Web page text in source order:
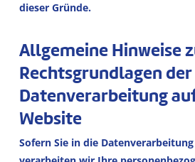
dieser Gründe.
Allgemeine Hinweise
Rechtsgrundlagen der
Datenverarbeitung
Website
Sofern Sie in die